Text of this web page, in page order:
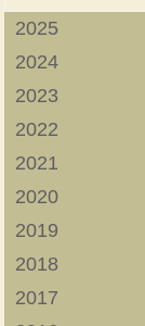
2025
2024
2023
2022
2021
2020
2019
2018
2017